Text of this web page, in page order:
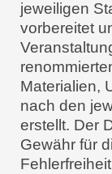
jeweiligen
vorbereitet
Materialien,
nach den
erstellt. Der
Gewähr für